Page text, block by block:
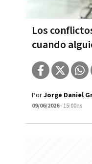
Los
cuando
PorJorge Daniel
09/06/2026- 15:00hs